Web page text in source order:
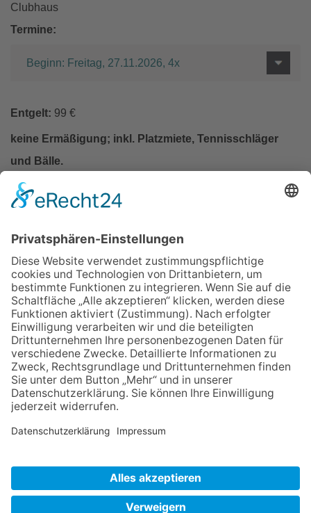
Clubhaus
Termine:
Beginn: Freitag, 27.11.2026, 4x
Entgelt: 99 €
keine Ermäßigung; inkl. Platzmiete, Tennisschläger
und Bälle.
Zurück
Impressum
Widerruf